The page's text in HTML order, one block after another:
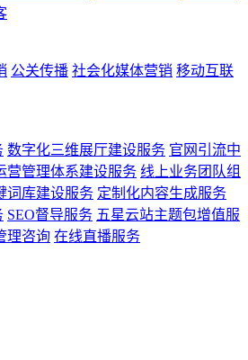
公关传播 社会化媒体营销 移动互联
数字化三维展厅建设服务 官网引流中
营管理体系建设服务 线上业务团队组
词库建设服务 定制化内容生成服务
SEO督导服务 五星云站主题包增值服
理咨询 在线直播服务